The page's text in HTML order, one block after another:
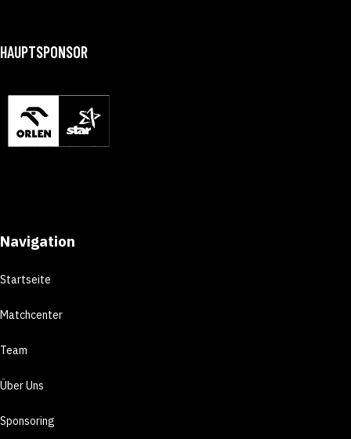
HAUPTSPONSOR
Navigation
Startseite
Matchcenter
Team
Über Uns
Sponsoring